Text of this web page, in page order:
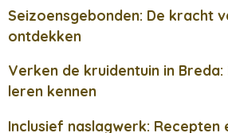
Seizoensgebonden: De kracht
ontdekken
Verken de kruidentuin in
leren kennen
Inclusief naslagwerk: Recepten